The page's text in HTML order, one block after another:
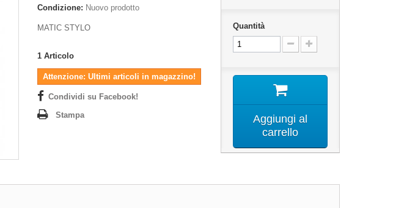
Condizione: Nuovo prodotto
MATIC STYLO
1 Articolo
Attenzione: Ultimi articoli in magazzino!
Condividi su Facebook!
Stampa
Quantità
Aggiungi al
carrello